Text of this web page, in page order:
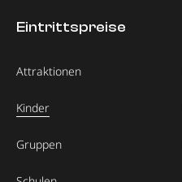
Eintrittspreise
Attraktionen
Kinder
Gruppen